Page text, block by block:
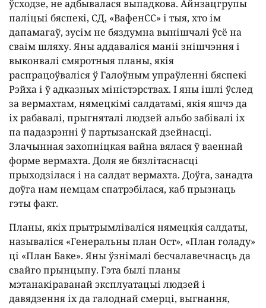
ўсходзе, не адбывалася выпадкова. Айнзацгрупы
паліцыі бяспекі, СД, «ВафенСС» і тыя, хто ім
дапамагаў, зусім не бяздумна вынішчалі ўсё на
сваім шляху. Яны аддаваліся маніі знішчэння і
выконвалі смяротныя планы, якія
распрацоўваліся ў Галоўным упраўленні бяспекі
Рэйха і ў адказных міністэрствах. І яны ішлі ўслед
за вермахтам, нямецкімі салдатамі, якія яшчэ да
іх рабавалі, прыгняталі людзей альбо забівалі іх
па падазрэнні ў партызанскай дзейнасці.
Злачынная захопніцкая вайна вялася ў ваеннай
форме вермахта. Доля яе бязлітаснасці
прыходзілася і на салдат вермахта. Доўга, занадта
доўга нам немцам спатрэбілася, каб прызнаць
гэты факт.
Планы, якіх прытрымліваліся нямецкія салдаты,
называліся «Генеральны план Ост», «План голаду»
ці «План Баке». Яны ўзнімалі бесчалавечнасць да
свайго прынцыпу. Гэта былі планы
мэтанакіраванай эксплуатацыі людзей і
давядзення іх да галоднай смерці, выгнання,